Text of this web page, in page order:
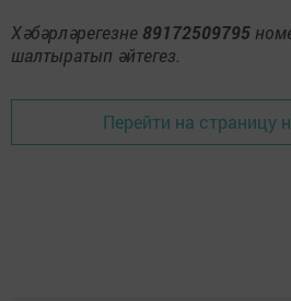
Хәбәрләрегезне 89172509795
шалтыратып әйтегез.
Перейти на страницу